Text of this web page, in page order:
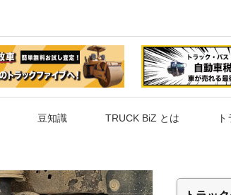
豆知識 TRUCK BiZ とは